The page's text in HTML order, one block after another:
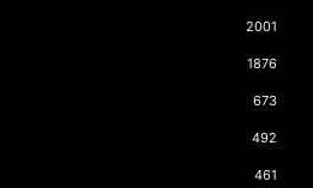
2001
1876
673
492
461